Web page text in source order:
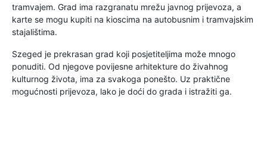
tramvajem. Grad ima razgranatu mrežu javnog prijevoza, a
karte se mogu kupiti na kioscima na autobusnim i tramvajskim
stajalištima.
Szeged je prekrasan grad koji posjetiteljima može mnogo
ponuditi. Od njegove povijesne arhitekture do živahnog
kulturnog života, ima za svakoga ponešto. Uz praktične
mogućnosti prijevoza, lako je doći do grada i istražiti ga.